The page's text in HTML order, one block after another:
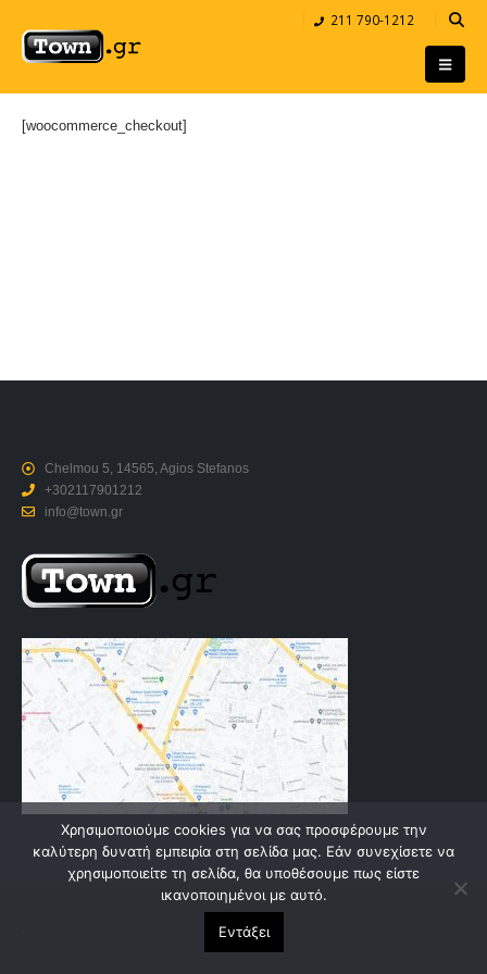
211 790-1212
[woocommerce_checkout]
Chelmou 5, 14565, Agios Stefanos
+302117901212
info@town.gr
Χρησιμοποιούμε cookies για να σας προσφέρουμε την
καλύτερη δυνατή εμπειρία στη σελίδα μας. Εάν συνεχίσετε να
χρησιμοποιείτε τη σελίδα, θα υποθέσουμε πως είστε
ικανοποιημένοι με αυτό.
Εντάξει